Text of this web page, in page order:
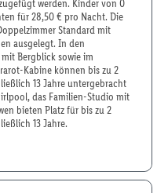
werden. Kinder von 0
für 28,50 € pro Nacht. Die
Standard mit
ausgelegt. In den
Bergblick sowie im
Kabine können bis zu 2
13 Jahre untergebracht
das Familien-Studio mit
bieten Platz für bis zu 2
13 Jahre.